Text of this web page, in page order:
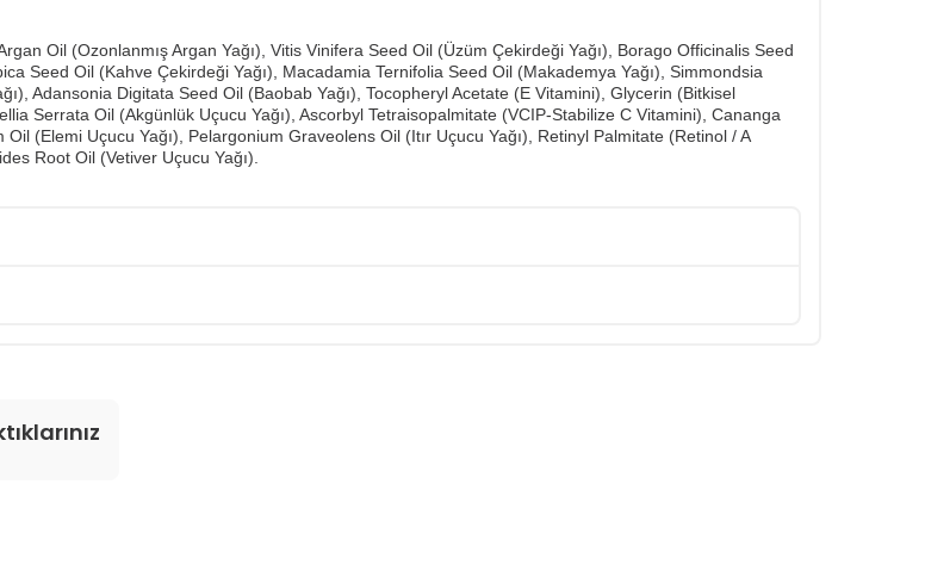
Oil (Ozonlanmış Argan Yağı), Vitis Vinifera Seed Oil (Üzüm Çekirdeği Yağı), Borago Officinalis Seed
Seed Oil (Kahve Çekirdeği Yağı), Macadamia Ternifolia Seed Oil (Makademya Yağı), Simmondsia
Adansonia Digitata Seed Oil (Baobab Yağı), Tocopheryl Acetate (E Vitamini), Glycerin (Bitkisel
Serrata Oil (Akgünlük Uçucu Yağı), Ascorbyl Tetraisopalmitate (VCIP-Stabilize C Vitamini), Cananga
(Elemi Uçucu Yağı), Pelargonium Graveolens Oil (Itır Uçucu Yağı), Retinyl Palmitate (Retinol / A
Root Oil (Vetiver Uçucu Yağı).